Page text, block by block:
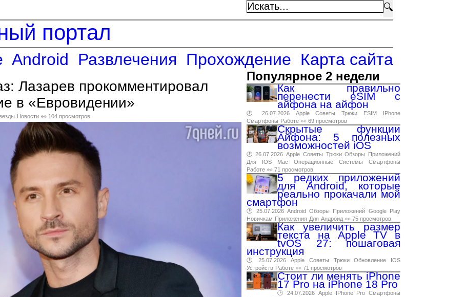
🔍
портал
Android Развлечения Прохождение Карта сайта
Лазарев прокомментировал
в «Евровидении»
Новости 👀 104 просмотров
Популярное 2 недели
Как правильно
перенести eSIM с
айфона на айфон
🕑 26.07.2026 Apple Советы Трюки ESIM
IPhone
Смартфоны Работе 👀 69 просмотров
Скрытые функции
Айфона: 5 полезных
возможностей iOS
🕑 26.07.2026 Apple Советы Трюки Обзоры
Приложений
Для
IOS Mac Операционные Системы
Смартфоны
Работе 👀 71 просмотров
5 редких приложений
для Android, которые
реально прокачали мой
смартфон
🕑 25.07.2026 Android Обзоры Приложений Google
Play
Новичкам Приложения Для Андроид 👀 75 просмотров
Как увеличить размер
текста на Apple TV в
tvOS 27: пошаговая
инструкция
🕑 25.07.2026 Apple Советы Трюки Обновление
IOS
Устройств Работе 👀 71 просмотров
Стоит ли менять iPhone
17 Pro на iPhone 18 Pro
🕑 24.07.2026 Apple IPhone Pro Смартфоны